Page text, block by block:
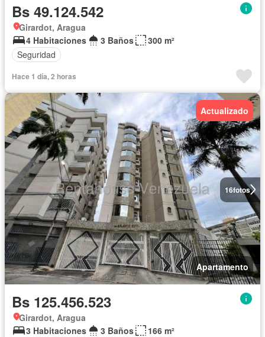
Bs 49.124.542
Girardot, Aragua
4 Habitaciones
3 Baños
300 m²
Seguridad
Hace 1 día, 2 horas
16fotos
Actualizado
Apartamento
Bs 125.456.523
Girardot, Aragua
3 Habitaciones
3 Baños 166 m²